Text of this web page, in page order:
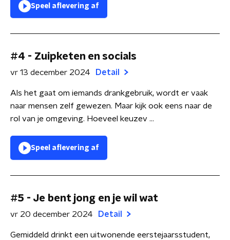
Speel aflevering af
#4 - Zuipketen en socials
vr 13 december 2024 Detail
Als het gaat om iemands drankgebruik, wordt er vaak
naar mensen zelf gewezen. Maar kijk ook eens naar de
rol van je omgeving. Hoeveel keuzev ...
Speel aflevering af
#5 - Je bent jong en je wil wat
vr 20 december 2024 Detail
Gemiddeld drinkt een uitwonende eerstejaarsstudent,